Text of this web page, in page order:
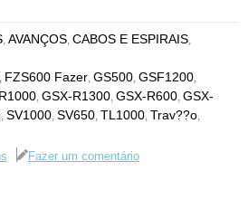
, AVANÇOS, CABOS E ESPIRAIS,
, FZS600 Fazer, GS500, GSF1200,
, GSX-R1300, GSX-R600, GSX-
, SV1000, SV650, TL1000, Trav??o,
Fazer um comentário